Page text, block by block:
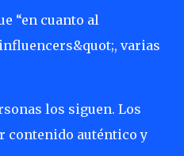
“en cuanto al
varias
los siguen. Los
contenido auténtico y